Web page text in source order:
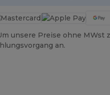
unsere Preise ohne
an.